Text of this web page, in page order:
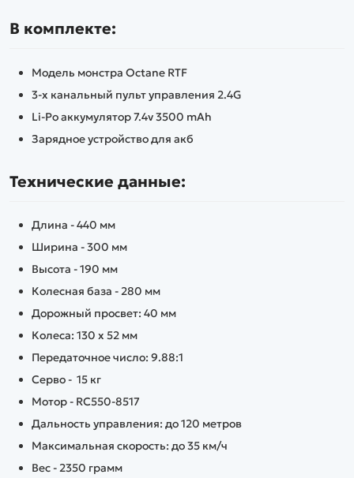
В комплекте:
Модель монстра Octane RTF
3-х канальный пульт управления 2.4G
Li-Po аккумулятор 7.4v 3500 mAh
Зарядное устройство для акб
Технические данные:
Длина - 440 мм
Ширина - 300 мм
Высота - 190 мм
Колесная база - 280 мм
Дорожный просвет: 40 мм
Колеса: 130 х 52 мм
Передаточное число: 9.88:1
Серво - 15 кг
Мотор - RC550-8517
Дальность управления: до 120 метров
Максимальная скорость: до 35 км/ч
Вес - 2350 грамм